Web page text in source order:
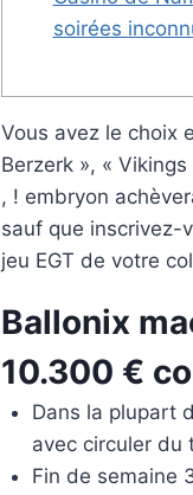
soirées
Vous avez le choix
Berzerk », «
, ! embryon
sauf que inscrivez-
jeu EGT de votre
Ballonix
10.300 €
Dans la plupart
avec circuler du
Fin de semaine